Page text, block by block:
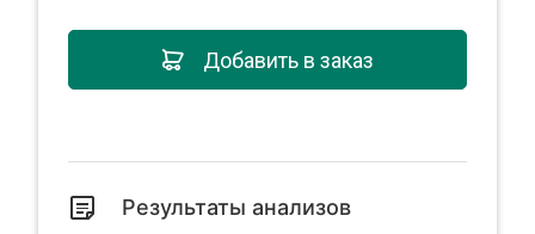
Добавить в заказ
Результаты анализов